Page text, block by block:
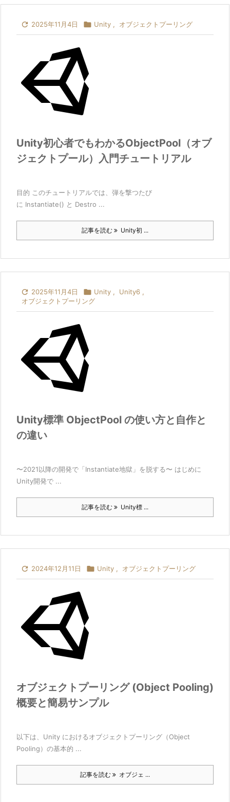
 2025年11月4日  Unity , オブジェクトプーリング
Unity初心者でもわかるObjectPool（オブ
ジェクトプール）入門チュートリアル
目的 このチュートリアルでは、弾を撃つたび
に Instantiate() と Destro ...
記事を読む Unity初 ...
 2025年11月4日  Unity , Unity6 ,
オブジェクトプーリング
Unity標準 ObjectPool の使い方と自作と
の違い
〜2021以降の開発で「Instantiate地獄」を脱する〜 はじめに
Unity開発で ...
記事を読む Unity標 ...
 2024年12月11日  Unity , オブジェクトプーリング
オブジェクトプーリング (Object Pooling)
概要と簡易サンプル
以下は、Unity におけるオブジェクトプーリング（Object
Pooling）の基本的 ...
記事を読む オブジェ ...